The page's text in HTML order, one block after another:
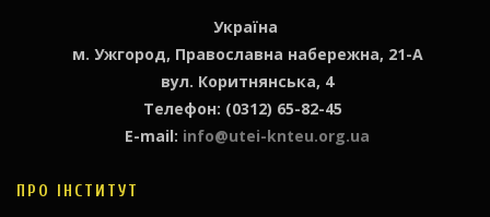
Україна
м. Ужгород, Православна набережна, 21-А
вул. Коритнянська, 4
Телефон: (0312) 65-82-45
E-mail: info@utei-knteu.org.ua
ПРО ІНСТИТУТ